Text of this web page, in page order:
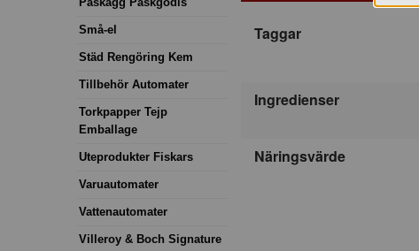
Små-el
Städ Rengöring Kem
Tillbehör Automater
Torkpapper Tejp
Emballage
Uteprodukter Fiskars
Varuautomater
Vattenautomater
Villeroy & Boch Signature
Taggar
Ingredienser
Näringsvärde